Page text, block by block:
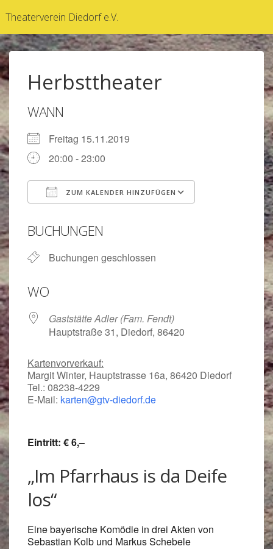
Zum
Inhalt
Theaterverein Diedorf e.V.
Herbsttheater
WANN
Freitag 15.11.2019
20:00 - 23:00
ZUM KALENDER HINZUFÜGEN
Google
BUCHUNGEN
Buchungen geschlossen
WO
Gaststätte Adler (Fam. Fendt)
Hauptstraße 31, Diedorf, 86420
Kartenvorverkauf:
Margit Winter, Hauptstrasse 16a, 86420 Diedorf
Tel.: 08238-4229
E-Mail: karten@gtv-diedorf.de
Eintritt: € 6,–
„Im Pfarrhaus is da Deife
los“
Eine bayerische Komödie in drei Akten von
Sebastian Kolb und Markus Schebele